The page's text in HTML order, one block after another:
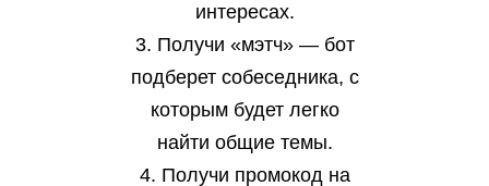
интересах.
3. Получи «мэтч» — бот
подберет собеседника, с
которым будет легко
найти общие темы.
4. Получи промокод на